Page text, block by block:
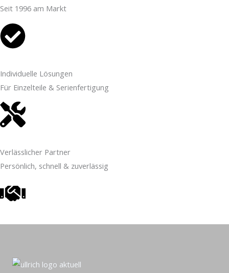
Seit 1996 am Markt
Individuelle Lösungen
Für Einzelteile & Serienfertigung
Verlässlicher Partner
Persönlich, schnell & zuverlässig